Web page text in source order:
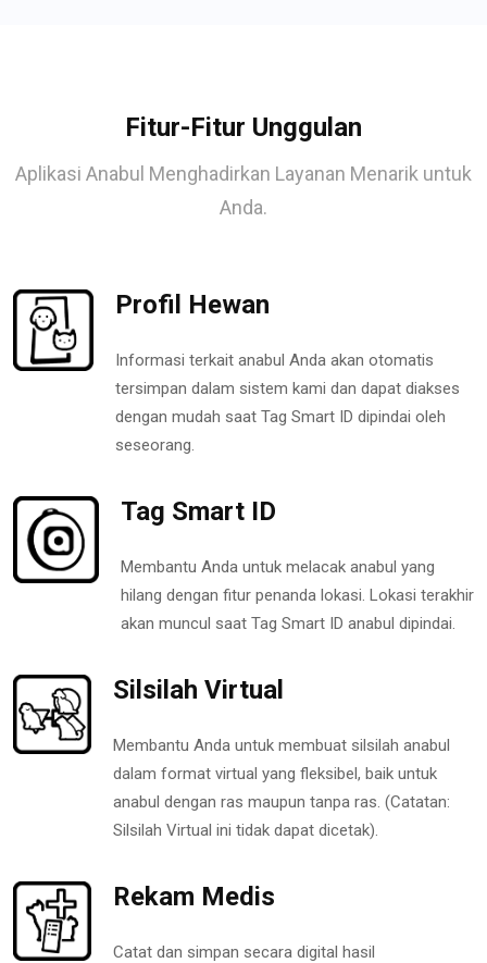
Fitur-Fitur Unggulan
Aplikasi Anabul Menghadirkan Layanan Menarik untuk
Anda.
Profil Hewan
Informasi terkait anabul Anda akan otomatis
tersimpan dalam sistem kami dan dapat diakses
dengan mudah saat Tag Smart ID dipindai oleh
seseorang.
Tag Smart ID
Membantu Anda untuk melacak anabul yang
hilang dengan fitur penanda lokasi. Lokasi terakhir
akan muncul saat Tag Smart ID anabul dipindai.
Silsilah Virtual
Membantu Anda untuk membuat silsilah anabul
dalam format virtual yang fleksibel, baik untuk
anabul dengan ras maupun tanpa ras. (Catatan:
Silsilah Virtual ini tidak dapat dicetak).
Rekam Medis
Catat dan simpan secara digital hasil